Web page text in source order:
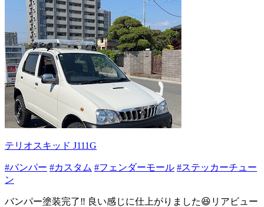
テリオスキッド J111G
#バンパー #カスタム #フェンダーモール #ステッカーチュー
ン
バンパー塗装完了‼️ 良い感じに仕上がりました😆リアビュー